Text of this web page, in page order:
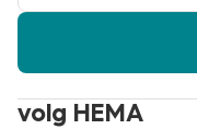
volg HEMA